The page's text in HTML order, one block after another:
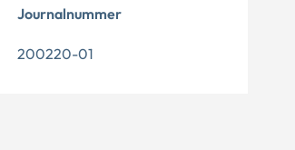
Journalnummer
200220-01